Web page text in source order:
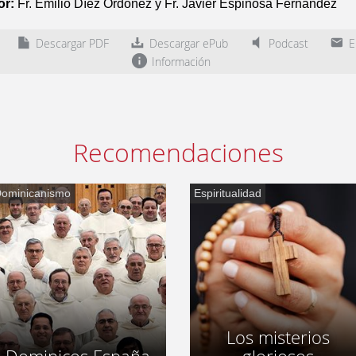
Fr. Emilio Díez Ordóñez y Fr. Javier Espinosa Fernández
Descargar PDF Descargar ePub Podcast
Información
Recomendaciones
Espiritualidad
Los misterios